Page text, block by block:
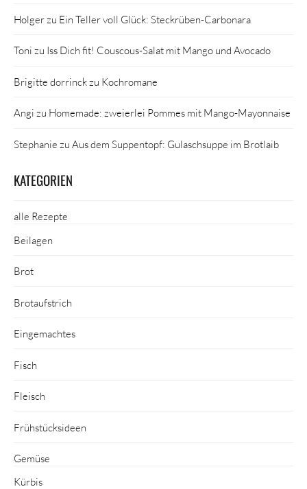
Holgerzu Ein Teller voll Glück: Steckrüben-Carbonara
Toni zu Iss Dich fit! Couscous-Salat mit Mango und Avocado
Brigitte dorrinckzu Kochromane
Angi zu Homemade: zweierlei Pommes mit Mango-Mayonnaise
Stephanie zu Aus dem Suppentopf: Gulaschsuppe im Brotlaib
KATEGORIEN
alle Rezepte
Beilagen
Brot
Brotaufstrich
Eingemachtes
Fisch
Fleisch
Frühstücksideen
Gemüse
Kürbis